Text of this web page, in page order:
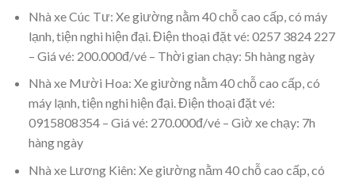
Nhà xe Cúc Tư: Xe giường nằm 40 chỗ cao cấp, có máy
lạnh, tiện nghi hiện đại. Điện thoại đặt vé: 0257 3824 227
– Giá vé: 200.000đ/vé – Thời gian chạy: 5h hàng ngày
Nhà xe Mười Hoa: Xe giường nằm 40 chỗ cao cấp, có
máy lạnh, tiện nghi hiện đại. Điện thoại đặt vé:
0915808354 – Giá vé: 270.000đ/vé – Giờ xe chạy: 7h
hàng ngày
Nhà xe Lương Kiên: Xe giường nằm 40 chỗ cao cấp, có